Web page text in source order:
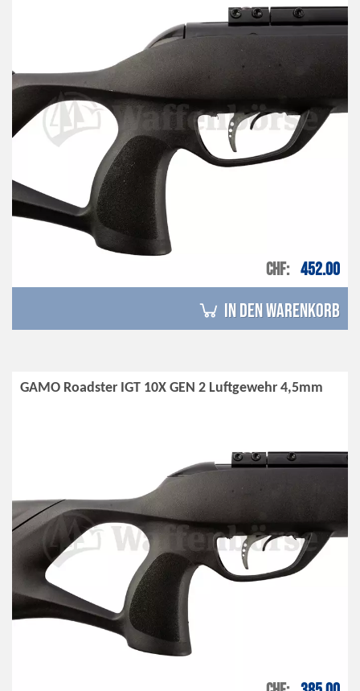
CHF 452.00
in den Warenkorb
GAMO Roadster IGT 10X GEN 2 Luftgewehr 4,5mm